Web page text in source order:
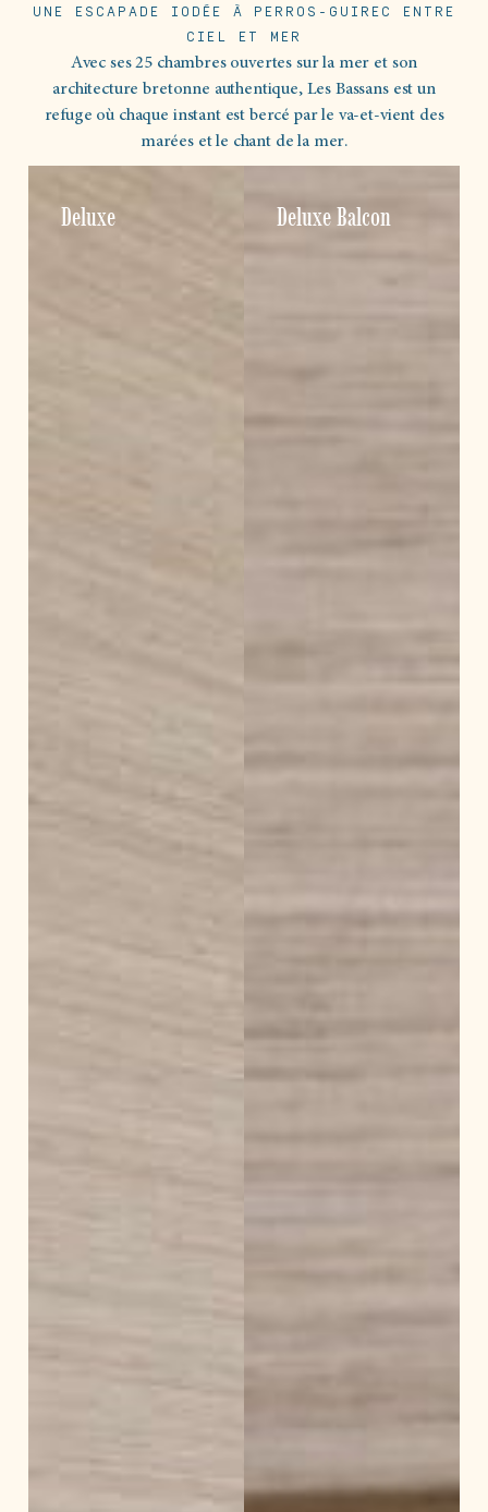
UNE ESCAPADE IODÉE À PERROS-GUIREC ENTRE
CIEL ET MER
Avec ses 25 chambres ouvertes sur la mer et son
architecture bretonne authentique, Les Bassans est un
refuge où chaque instant est bercé par le va-et-vient des
marées et le chant de la mer.
Deluxe Deluxe Balcon